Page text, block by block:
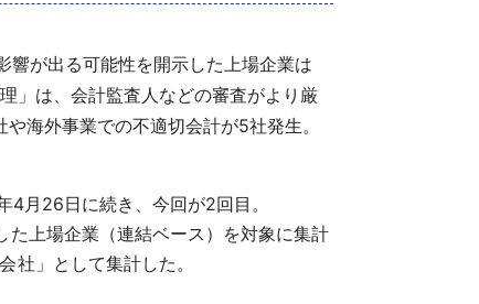
が出る可能性を開示した上場企業は
」は、会計監査人などの審査がより厳
海外事業での不適切会計が5社発生。
月26日に続き、今回が2回目。
上場企業（連結ベース）を対象に集計
社」として集計した。